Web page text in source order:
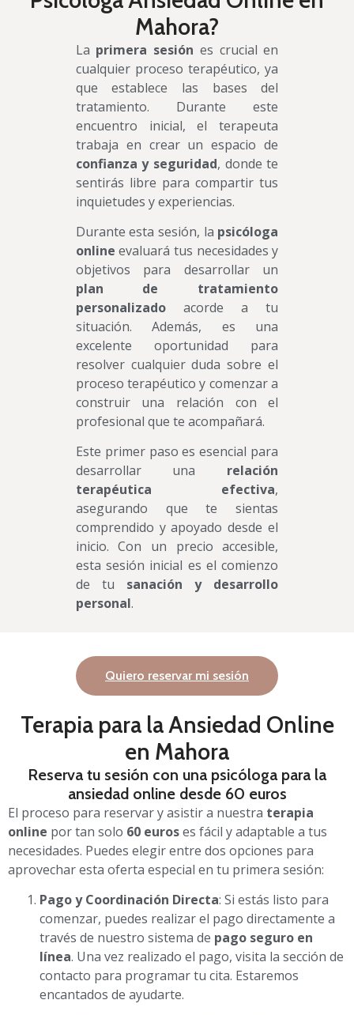
Mahora?
La primera sesión es crucial en
cualquier proceso terapéutico, ya
que establece las bases del
tratamiento. Durante este
encuentro inicial, el terapeuta
trabaja en crear un espacio de
confianza y seguridad, donde te
sentirás libre para compartir tus
inquietudes y experiencias.
Durante esta sesión, la psicóloga
online evaluará tus necesidades y
objetivos para desarrollar un
plan de tratamiento
personalizadoacorde a tu
situación. Además, es una
excelente oportunidad para
resolver cualquier duda sobre el
proceso terapéutico y comenzar a
construir una relación con el
profesional que te acompañará.
Este primer paso es esencial para
desarrollar una relación
terapéutica efectiva,
asegurando que te sientas
comprendido y apoyado desde el
inicio. Con un precio accesible,
esta sesión inicial es el comienzo
de tu sanación y desarrollo
personal.
Quiero reservar mi sesión
Terapia para la Ansiedad Online
en Mahora
Reserva tu sesión con una psicóloga para la
ansiedad online desde 60 euros
El proceso para reservar y asistir a nuestra terapia
online por tan solo 60 euroses fácil y adaptable a tus
necesidades. Puedes elegir entre dos opciones para
aprovechar esta oferta especial en tu primera sesión:
Pago y Coordinación Directa: Si estás listo para
comenzar, puedes realizar el pago directamente a
través de nuestro sistema de pago seguro en
línea. Una vez realizado el pago, visita la sección de
contacto para programar tu cita. Estaremos
encantados de ayudarte.